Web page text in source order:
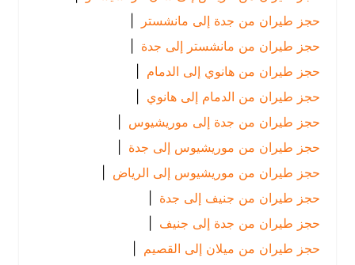
حجز طيران من جدة إلى مانشستر |
حجز طيران من مانشستر إلى جدة
حجز طيران من هانوي إلى الدمام
|
حجز طيران من الدمام إلى هانوي
|
حجز طيران من جدة إلى موريشيوس |
حجز طيران من موريشيوس إلى جدة
حجز طيران من موريشيوس إلى الرياض
|
حجز طيران من جنيف إلى جدة
حجز طيران من جدة إلى جنيف |
حجز طيران من ميلان إلى القصيم |